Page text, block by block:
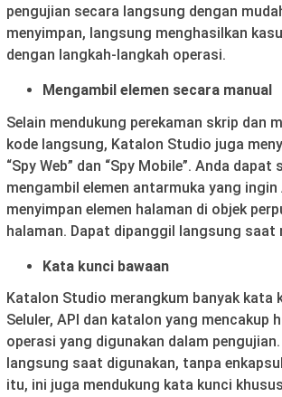
pengujian secara langsung dengan
menyimpan, langsung menghasilkan
dengan langkah-langkah operasi.
Mengambil elemen secara manual
Selain mendukung perekaman skrip dan
kode langsung, Katalon Studio juga
“Spy Web” dan “Spy Mobile”. Anda dapat
mengambil elemen antarmuka yang ingin
menyimpan elemen halaman di objek
halaman. Dapat dipanggil langsung saat
Kata kunci bawaan
Katalon Studio merangkum banyak kata
Seluler, API dan katalon yang mencakup
operasi yang digunakan dalam
langsung saat digunakan, tanpa
itu, ini juga mendukung kata kunci